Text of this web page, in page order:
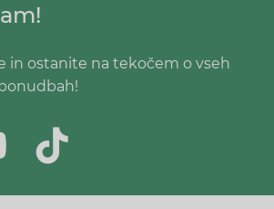
in ostanite na tekočem o vseh